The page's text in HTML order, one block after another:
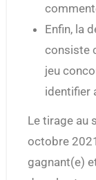
Enfin, la
consiste
jeu
identifier
Le tirage au sort sera effectué le mercredi 27
octobre
gagnant(e)